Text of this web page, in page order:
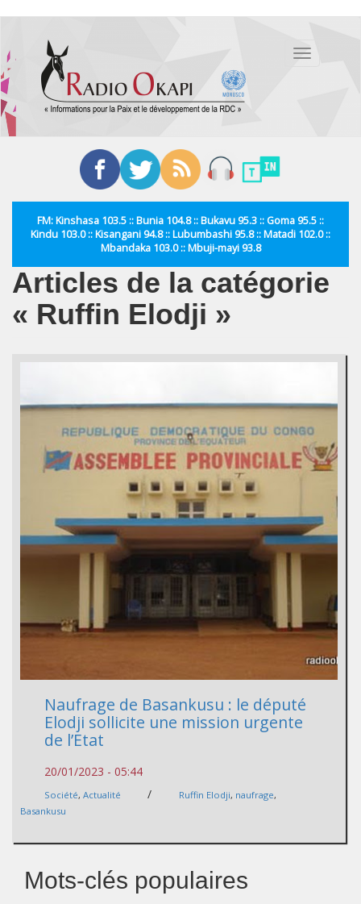
contenu
principal
Toggle
FM: Kinshasa 103.5 :: Bunia 104.8 :: Bukavu 95.3 :: Goma 95.5 ::
Kindu 103.0 :: Kisangani 94.8 :: Lubumbashi 95.8 :: Matadi 102.0 ::
Mbandaka 103.0 :: Mbuji-mayi 93.8
Articles de la catégorie
« Ruffin Elodji »
Naufrage de Basankusu : le député
Elodji sollicite une mission urgente
de l’Etat
20/01/2023 - 05:44
Société, Actualité / Ruffin Elodji, naufrage,
Basankusu
Mots-clés populaires